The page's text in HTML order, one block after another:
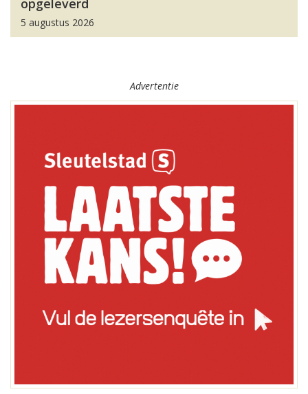
opgeleverd
5 augustus 2026
Advertentie